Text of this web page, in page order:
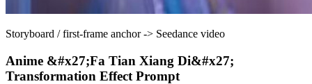
Storyboard / first-frame anchor-> Seedance video
Anime &#x27;Fa Tian Xiang Di&#x27;
Transformation Effect Prompt